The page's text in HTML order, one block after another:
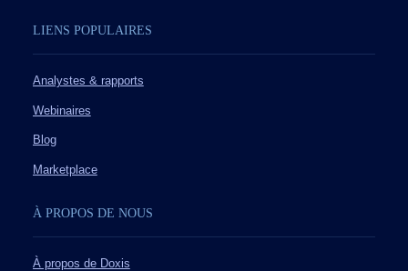
LIENS POPULAIRES
Analystes & rapports
Webinaires
Blog
Marketplace
À PROPOS DE NOUS
À propos de Doxis